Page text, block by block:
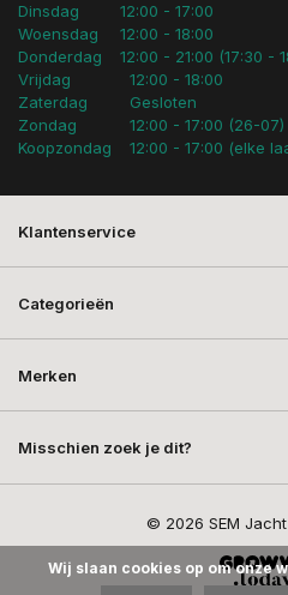
Dinsdag
Woensdag
Donderdag
12:00 - 17:00
12:00 - 18:00
12:00 - 21:00 (17:30 -
Vrijdag
Zaterdag
Zondag
Koopzondag
12:00 - 18:00
Gesloten
12:00 - 17:00 (26-07)
12:00 - 17:00 (elke
Klantenservice
Categorieën
Merken
Misschien zoek je dit?
© 2026 SEM
Wij slaan cookies op om onze